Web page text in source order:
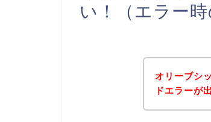
い！（エラー時
オリーブシ
ドエラーが